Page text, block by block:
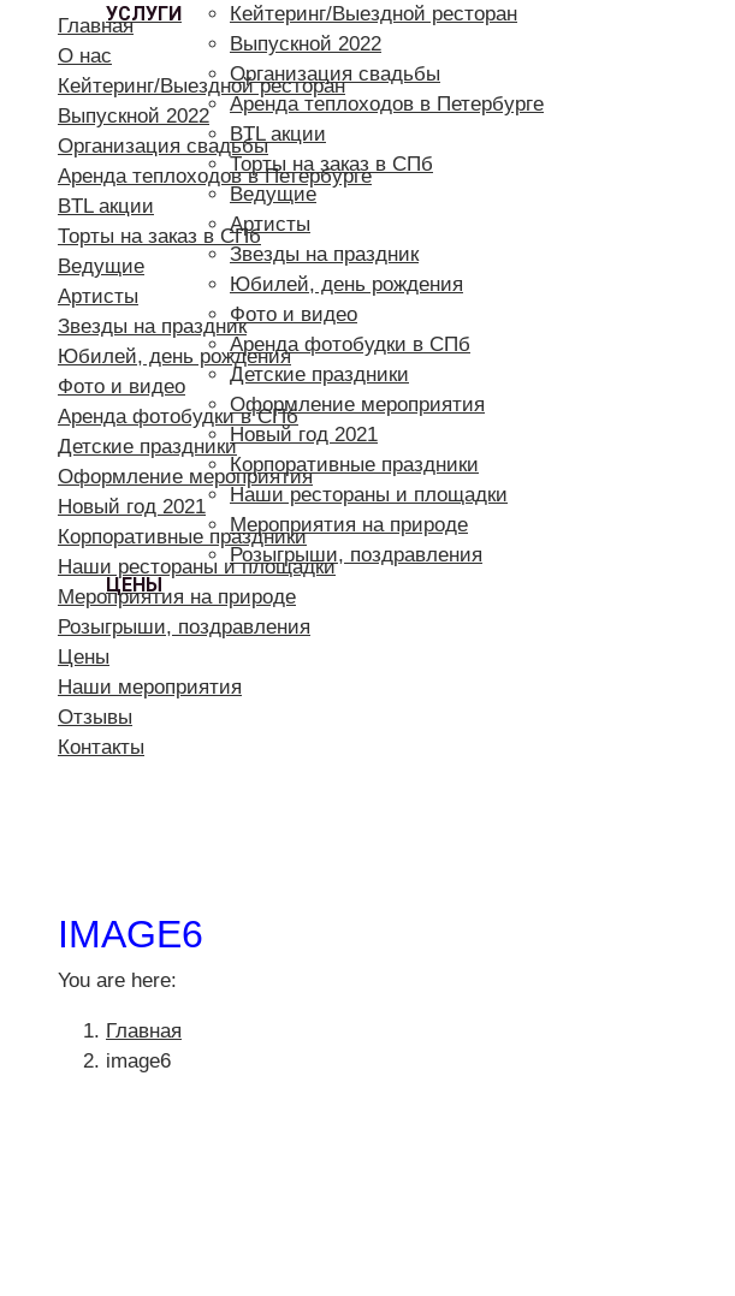
УСЛУГИ
Кейтеринг/Выездной ресторан
Выпускной 2022
Организация свадьбы
Аренда теплоходов в Петербурге
BTL акции
Торты на заказ в СПб
Ведущие
Артисты
Звезды на праздник
Юбилей, день рождения
Фото и видео
Аренда фотобудки в СПб
Детские праздники
Оформление мероприятия
Новый год 2021
Корпоративные праздники
Наши рестораны и площадки
Мероприятия на природе
Розыгрыши, поздравления
ЦЕНЫ
Главная
О нас
Кейтеринг/Выездной ресторан
Выпускной 2022
Организация свадьбы
Аренда теплоходов в Петербурге
BTL акции
Торты на заказ в СПб
Ведущие
Артисты
Звезды на праздник
Юбилей, день рождения
Фото и видео
Аренда фотобудки в СПб
Детские праздники
Оформление мероприятия
Новый год 2021
Корпоративные праздники
Наши рестораны и площадки
Мероприятия на природе
Розыгрыши, поздравления
Цены
Наши мероприятия
Отзывы
Контакты
IMAGE6
You are here:
Главная
image6